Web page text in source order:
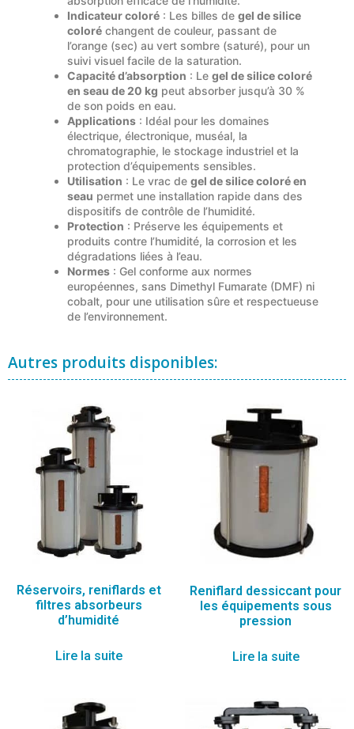
Indicateur coloré : Les billes de gel de silice
coloré changent de couleur, passant de
l’orange (sec) au vert sombre (saturé), pour un
suivi visuel facile de la saturation.
Capacité d’absorption : Le gel de silice coloré
en seau de 20 kg peut absorber jusqu’à 30 %
de son poids en eau.
Applications : Idéal pour les domaines
électrique, électronique, muséal, la
chromatographie, le stockage industriel et la
protection d’équipements sensibles.
Utilisation : Le vrac de gel de silice coloré en
seau permet une installation rapide dans des
dispositifs de contrôle de l’humidité.
Protection : Préserve les équipements et
produits contre l’humidité, la corrosion et les
dégradations liées à l’eau.
Normes : Gel conforme aux normes
européennes, sans Dimethyl Fumarate (DMF) ni
cobalt, pour une utilisation sûre et respectueuse
de l’environnement.
Autres produits disponibles:
Réservoirs, reniflards et
filtres absorbeurs
d’humidité
Lire la suite
Reniflard dessiccant pour
les équipements sous
pression
Lire la suite